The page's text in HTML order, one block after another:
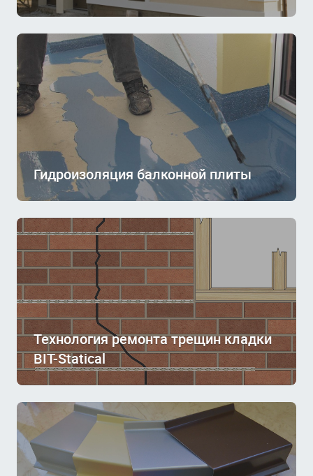
Гидроизоляция балконной плиты
Технология ремонта трещин кладки
BIT-Statical